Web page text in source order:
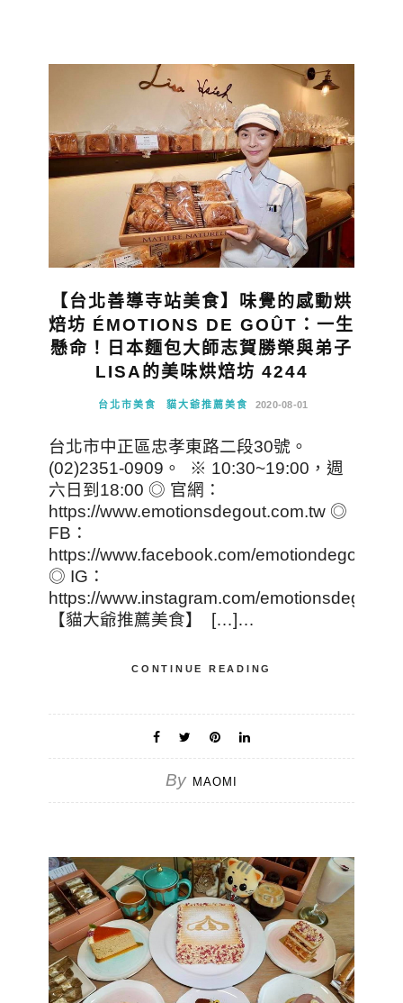
【台北善導寺站美食】味覺的感動烘
焙坊 ÉMOTIONS DE GOÛT：一生
懸命！日本麵包大師志賀勝榮與弟子
LISA的美味烘焙坊 4244
台北市美食 貓大爺推薦美食 2020-08-01
台北市中正區忠孝東路二段30號。
(02)2351-0909。 ※ 10:30~19:00，週
六日到18:00 ◎ 官網：
https://www.emotionsdegout.com.tw ◎
FB：
https://www.facebook.com/emotiondegout
◎ IG：
https://www.instagram.com/
【貓大爺推薦美食】 […]…
CONTINUE READING
By MAOMI